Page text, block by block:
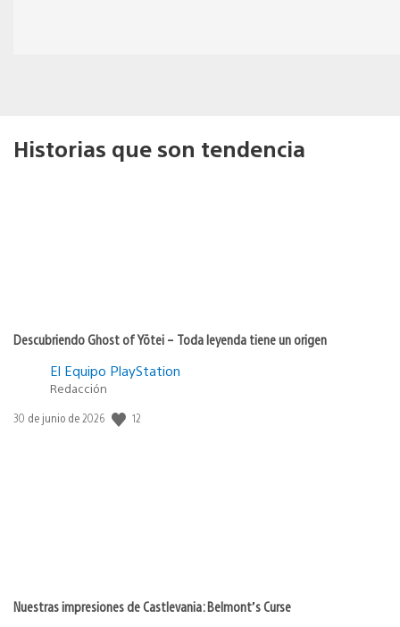
Historias que son tendencia
Descubriendo Ghost of Yōtei – Toda leyenda tiene un origen
El Equipo PlayStation
Redacción
Fecha
30 de junio de 2026 12
Nuestras impresiones de Castlevania: Belmont’s Curse